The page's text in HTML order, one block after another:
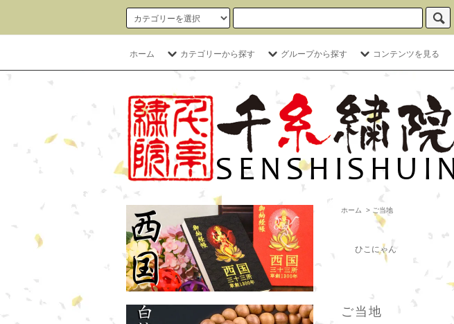
ホーム カテゴリーから探す グループから探す コンテンツを見る
ホーム > ご当地
ひこにゃん
ご当地